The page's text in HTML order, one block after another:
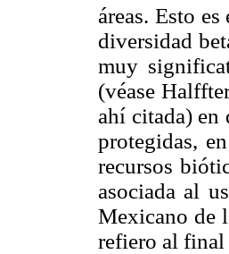
áreas. Esto
diversidad
muy
(véase
ahí citada) en
protegidas,
recursos
asociada al
Mexicano de
refiero al final